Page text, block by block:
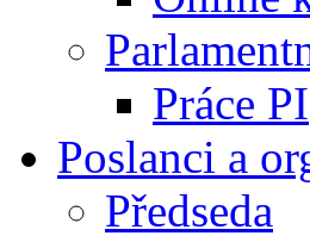
Práce PI
Poslanci a
Předseda